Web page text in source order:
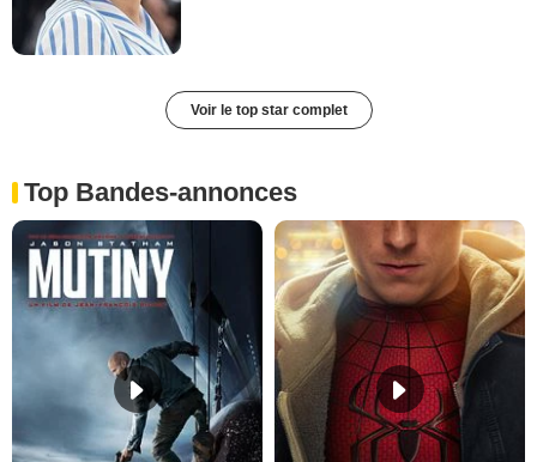
Voir le top star complet
Top Bandes-annonces